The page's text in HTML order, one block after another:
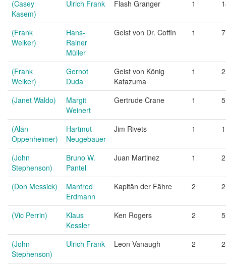
(Casey
Kasem)
Ulrich Frank Flash Granger 1
(Frank
Welker)
Hans-
Rainer
Müller
Geist von Dr. Coffin 1 7
(Frank
Welker)
Gernot
Duda
Geist von König
Katazuma
1 2
(Janet Waldo)
Margit
Weinert
Gertrude Crane 1 5
(Alan
Oppenheimer)
Hartmut
Neugebauer
Jim Rivets 1 1
(John
Stephenson)
Bruno W.
Pantel
Juan Martinez 1 2
(Don Messick)
Manfred
Erdmann
Kapitän der Fähre 2 2
(Vic Perrin)
Klaus
Kessler
Ken Rogers 2 5
(John
Stephenson)
Ulrich Frank Leon Vanaugh 2 2